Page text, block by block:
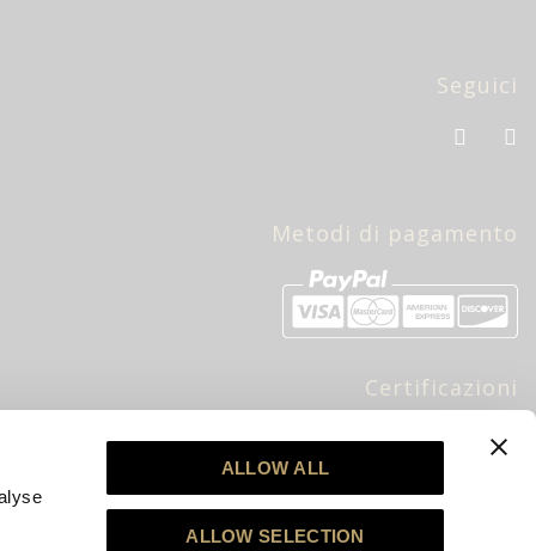
ALLOW ALL
ALLOW SELECTION
Seguici
Metodi di pagamento
Certificazioni